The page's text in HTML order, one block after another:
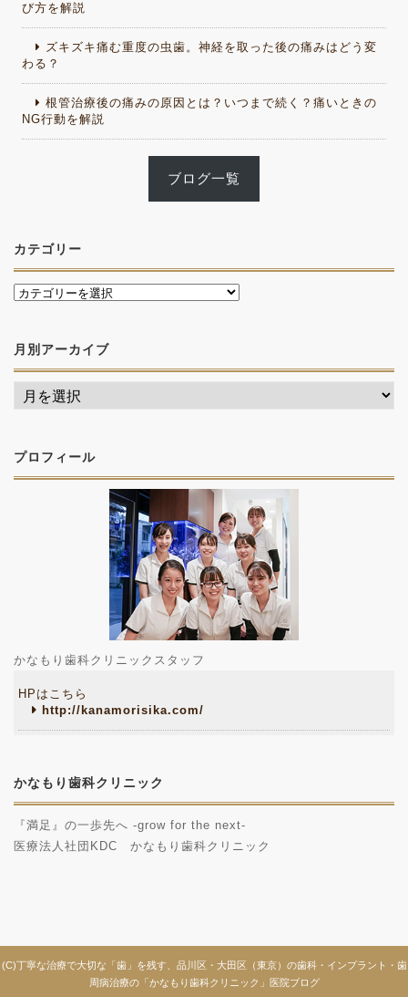
び方を解説
ズキズキ痛む重度の虫歯。神経を取った後の痛みはどう変
わる？
根管治療後の痛みの原因とは？いつまで続く？痛いときの
NG行動を解説
ブログ一覧
カテゴリー
月別アーカイブ
プロフィール
かなもり歯科クリニックスタッフ
HPはこちら
http://kanamorisika.com/
かなもり歯科クリニック
『満足』の一歩先へ -grow for the next-
医療法人社団KDC かなもり歯科クリニック
(C)丁寧な治療で大切な「歯」を残す、品川区・大田区（東京）の歯科・インプラント・歯
周病治療の「かなもり歯科クリニック」医院ブログ